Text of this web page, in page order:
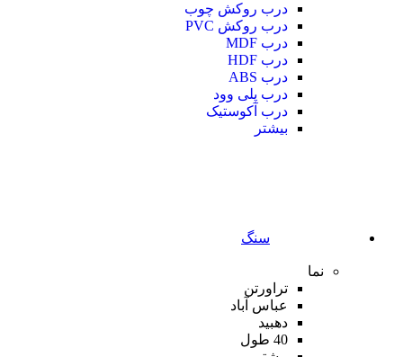
درب روکش چوب
درب روکش PVC
درب MDF
درب HDF
درب ABS
درب پلی وود
درب آکوستیک
بیشتر
سنگ
نما
تراورتن
عباس آباد
دهبید
40 طول